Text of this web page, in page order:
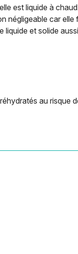
est liquide à
négligeable car elle
liquide et solide
au risque